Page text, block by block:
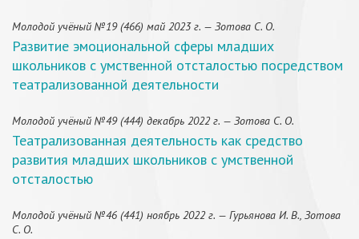
Молодой учёный №19 (466) май 2023 г. — Зотова С. О.
Развитие эмоциональной сферы младших
школьников с умственной отсталостью посредством
театрализованной деятельности
Молодой учёный №49 (444) декабрь 2022 г. — Зотова С. О.
Театрализованная деятельность как средство
развития младших школьников с умственной
отсталостью
Молодой учёный №46 (441) ноябрь 2022 г. — Гурьянова И. В., Зотова
С. О.